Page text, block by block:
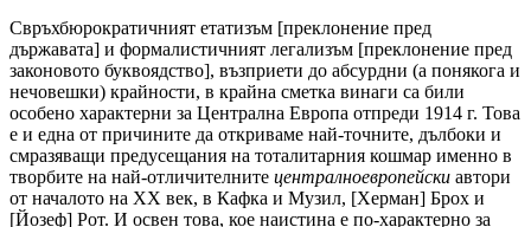
Свръхбюрократичният етатизъм [преклонение пред
държавата] и формалистичният легализъм [преклонение пред
законовото буквоядство], възприети до абсурдни (а понякога и
нечовешки) крайности, в крайна сметка винаги са били
особено характерни за Централна Европа отпреди 1914 г. Това
е и една от причините да откриваме най-точните, дълбоки и
смразяващи предусещания на тоталитарния кошмар именно в
творбите на най-отличителните централноевропейски автори
от началото на ХХ век, в Кафка и Музил, [Херман] Брох и
[Йозеф] Рот. И освен това, кое наистина е по-характерно за